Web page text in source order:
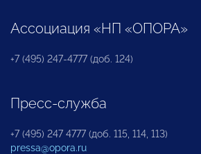
Ассоциация «НП «ОПОРА»
+7 (495) 247-4777 (доб. 124)
Пресс-служба
+7 (495) 247 4777 (доб. 115, 114, 113)
pressa@opora.ru